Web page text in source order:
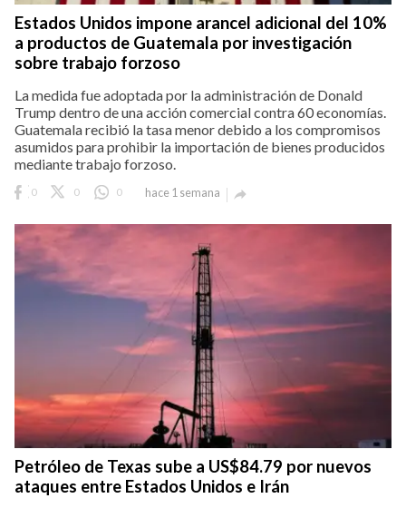
Estados Unidos impone arancel adicional del 10%
a productos de Guatemala por investigación
sobre trabajo forzoso
La medida fue adoptada por la administración de Donald
Trump dentro de una acción comercial contra 60 economías.
Guatemala recibió la tasa menor debido a los compromisos
asumidos para prohibir la importación de bienes producidos
mediante trabajo forzoso.
0 0 0 hace 1 semana 
Petróleo de Texas sube a US$84.79 por nuevos
ataques entre Estados Unidos e Irán